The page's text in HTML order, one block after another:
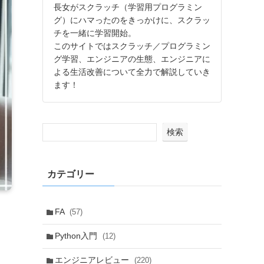
長女がスクラッチ（学習用プログラミン
グ）にハマったのをきっかけに、スクラッ
チを一緒に学習開始。
このサイトではスクラッチ／プログラミン
グ学習、エンジニアの生態、エンジニアに
よる生活改善について全力で解説していき
ます！
検索
カテゴリー
FA (57)
Python入門 (12)
エンジニアレビュー (220)